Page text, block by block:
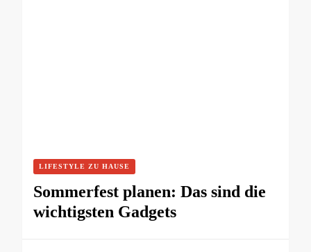
LIFESTYLE ZU HAUSE
Sommerfest planen: Das sind die
wichtigsten Gadgets